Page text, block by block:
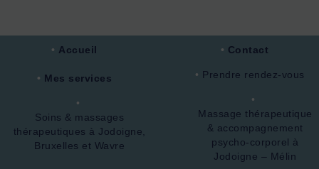
Accueil
Mes services
Soins & massages
thérapeutiques à Jodoigne,
Bruxelles et Wavre
Contact
Prendre rendez-vous
Massage thérapeutique
& accompagnement
psycho-corporel à
Jodoigne – Mélin